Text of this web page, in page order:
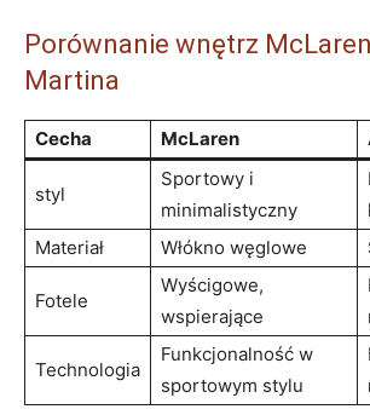
Porównanie wnętrz
Martina
Cecha McLaren
styl
Sportowy i
minimalistyczny
Materiał
Włókno węglowe
Fotele
Wyścigowe,
wspierające
Technologia
Funkcjonalność w
sportowym stylu